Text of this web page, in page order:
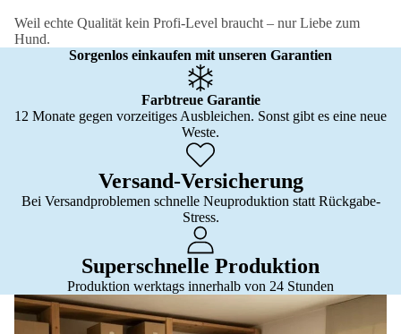
Weil echte Qualität kein Profi-Level braucht – nur Liebe zum
Hund.
Sorgenlos einkaufen mit unseren Garantien
Farbtreue Garantie
12 Monate gegen vorzeitiges Ausbleichen. Sonst gibt es eine neue
Weste.
Versand-Versicherung
Bei Versandproblemen schnelle Neuproduktion statt Rückgabe-
Stress.
Superschnelle Produktion
Produktion werktags innerhalb von 24 Stunden